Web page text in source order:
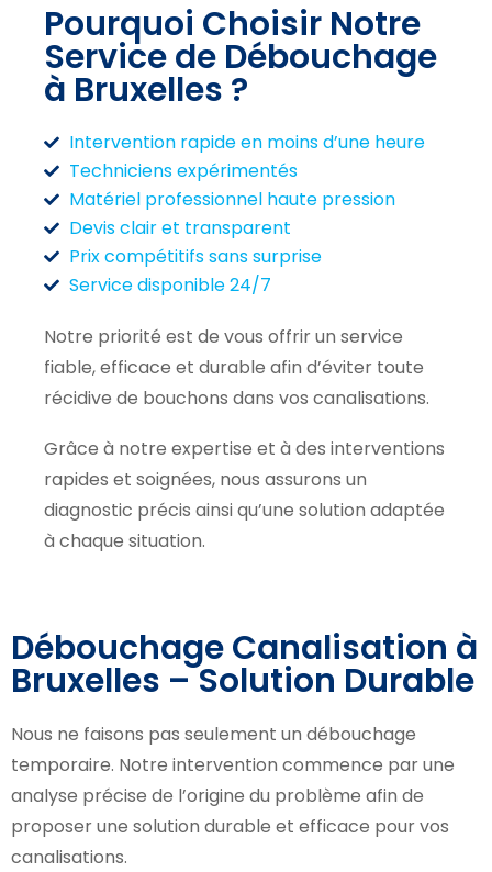
Pourquoi Choisir Notre
Service de Débouchage
à Bruxelles ?
Intervention rapide en moins d’une heure
Techniciens expérimentés
Matériel professionnel haute pression
Devis clair et transparent
Prix compétitifs sans surprise
Service disponible 24/7
Notre priorité est de vous offrir un service
fiable, efficace et durable afin d’éviter toute
récidive de bouchons dans vos canalisations.
Grâce à notre expertise et à des interventions
rapides et soignées, nous assurons un
diagnostic précis ainsi qu’une solution adaptée
à chaque situation.
Débouchage Canalisation à
Bruxelles – Solution Durable
Nous ne faisons pas seulement un débouchage
temporaire. Notre intervention commence par une
analyse précise de l’origine du problème afin de
proposer une solution durable et efficace pour vos
canalisations.